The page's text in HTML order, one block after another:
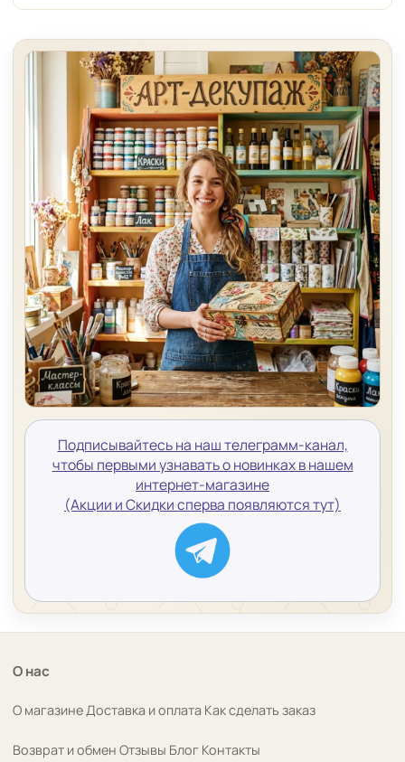
Подписывайтесь на наш телеграмм-канал,
чтобы первыми узнавать о новинках в нашем
интернет-магазине
(Акции и Скидки сперва появляются тут)
О нас
О магазинеДоставка и оплата Как сделать заказ
Возврат и обмен Отзывы Блог Контакты